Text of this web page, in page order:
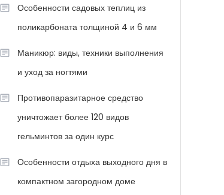
Особенности садовых теплиц из
поликарбоната толщиной 4 и 6 мм
Маникюр: виды, техники выполнения
и уход за ногтями
Противопаразитарное средство
уничтожает более 120 видов
гельминтов за один курс
Особенности отдыха выходного дня в
компактном загородном доме